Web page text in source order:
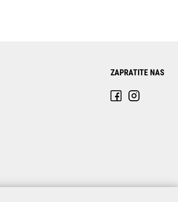
ZAPRATITE NAS